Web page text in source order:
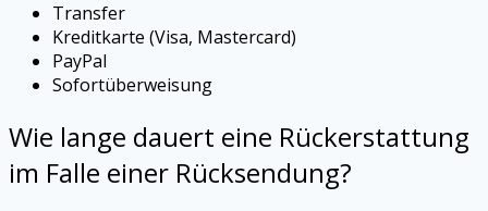
Transfer
Kreditkarte (Visa, Mastercard)
PayPal
Sofortüberweisung
Wie lange dauert eine Rückerstattung
im Falle einer Rücksendung?